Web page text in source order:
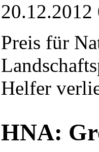
20.12.2012
Preis für
Helfer
HNA: